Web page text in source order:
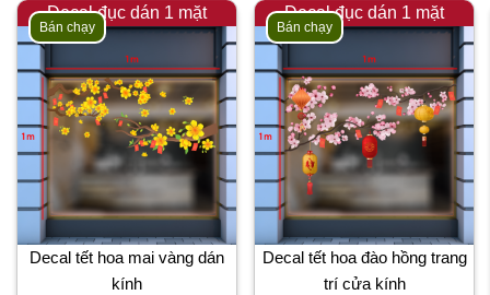
Decal đục dán 1 mặt
Bán chạy
Decal tết hoa mai vàng dán
kính
Decal đục dán 1 mặt
Bán chạy
Decal tết hoa đào hồng trang
trí cửa kính